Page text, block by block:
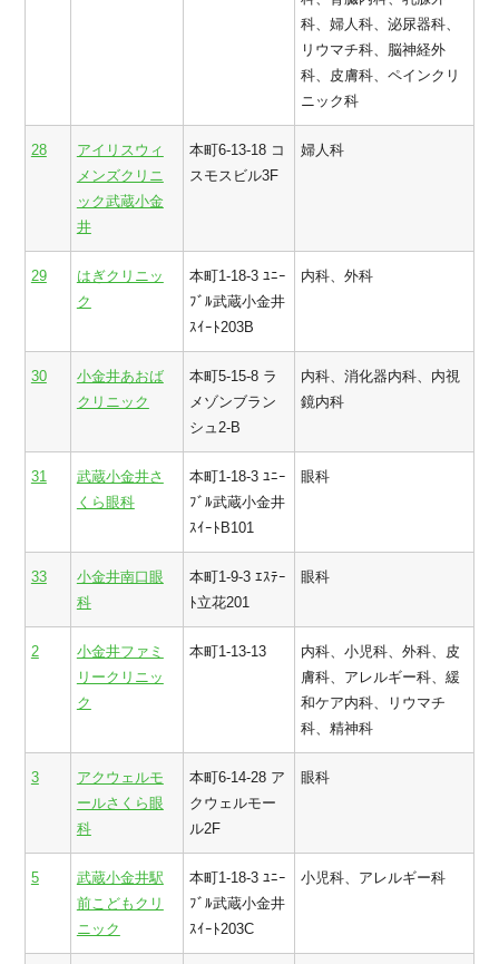
科、婦人科、泌尿器科、
リウマチ科、脳神経外
科、皮膚科、ペインクリ
ニック科
28
アイリスウィ
メンズクリニ
ック武蔵小金
井
本町6-13-18 コ
スモスビル3F
婦人科
29
はぎクリニッ
ク
本町1-18-3 ﾕﾆｰ
ﾌﾞﾙ武蔵小金井
ｽｲｰﾄ203B
内科、外科
30
小金井あおば
クリニック
本町5-15-8 ラ
メゾンブラン
シュ2-B
内科、消化器内科、内視
鏡内科
31
武蔵小金井さ
くら眼科
本町1-18-3 ﾕﾆｰ
ﾌﾞﾙ武蔵小金井
ｽｲｰﾄB101
眼科
33
小金井南口眼
科
本町1-9-3 ｴｽﾃｰ
ﾄ立花201
眼科
2
小金井ファミ
リークリニッ
ク
本町1-13-13
内科、小児科、外科、皮
膚科、アレルギー科、緩
和ケア内科、リウマチ
科、精神科
3
アクウェルモ
ールさくら眼
科
本町6-14-28 ア
クウェルモー
ル2F
眼科
5
武蔵小金井駅
前こどもクリ
ニック
本町1-18-3 ﾕﾆｰ
ﾌﾞﾙ武蔵小金井
ｽｲｰﾄ203C
小児科、アレルギー科